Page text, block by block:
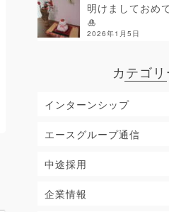
明けましておめ
🎍
2026年1月5日
カテゴリ
インターンシップ
エースグループ通信
中途採用
企業情報